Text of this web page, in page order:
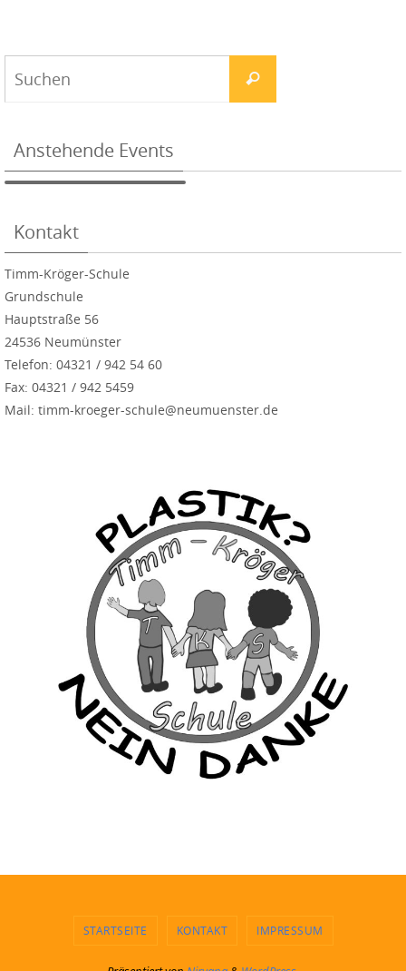
Anstehende Events
Kontakt
Timm-Kröger-Schule
Grundschule
Hauptstraße 56
24536 Neumünster
Telefon: 04321 / 942 54 60
Fax: 04321 / 942 5459
Mail: timm-kroeger-schule@neumuenster.de
STARTSEITE KONTAKT IMPRESSUM